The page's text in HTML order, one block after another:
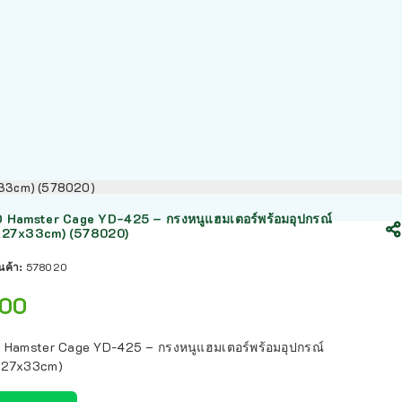
(578020)
Hamster Cage YD-425 – กรงหนูแฮมเตอร์พร้อมอุปกรณ์
(578020)
ค้า: 578020
Hamster Cage YD-425 – กรงหนูแฮมเตอร์พร้อมอุปกรณ์